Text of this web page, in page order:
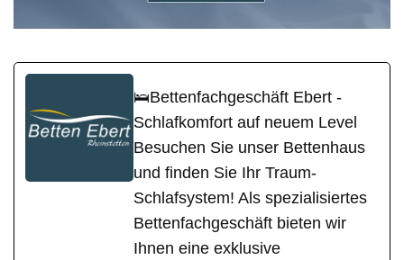
🛌Bettenfachgeschäft Ebert -
Schlafkomfort auf neuem Level
Besuchen Sie unser Bettenhaus
und finden Sie Ihr Traum-
Schlafsystem! Als spezialisiertes
Bettenfachgeschäft bieten wir
Ihnen eine exklusive